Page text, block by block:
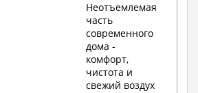
Неотъемлемая
часть
современного
дома -
комфорт,
чистота и
свежий воздух